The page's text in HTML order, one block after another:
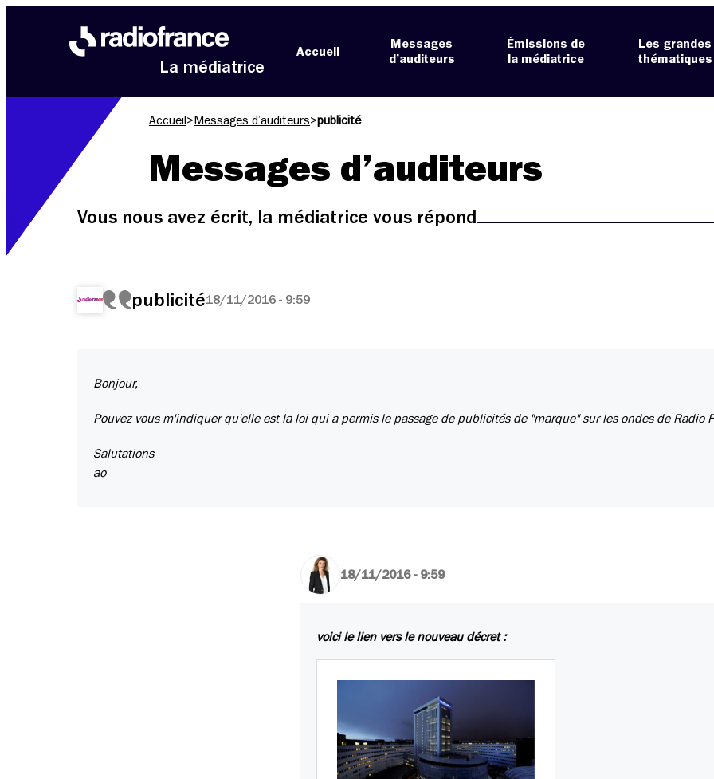
La médiatrice
Accueil
Messages
d’auditeurs
Émissions de
la médiatrice
Les grandes
thématiques
Accueil > Messages d’auditeurs>publicité
Messages d’auditeurs
Vous nous avez écrit, la médiatrice vous répond
publicité18/11/2016 - 9:59
Bonjour,
Pouvez vous m'indiquer qu'elle est la loi qui a permis le passage de publicités de "marque" sur les ondes de Radio
Salutations
ao
18/11/2016 - 9:59
voici le lien vers le nouveau décret :